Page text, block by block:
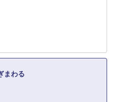
まわる